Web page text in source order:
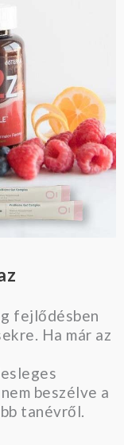
fejlődésben
Ha már az
beszélve a
tanévről.